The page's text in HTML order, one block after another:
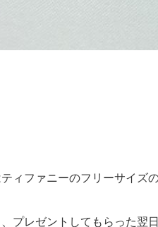
ィファニーのフリーサイズ
プレゼントしてもらった翌